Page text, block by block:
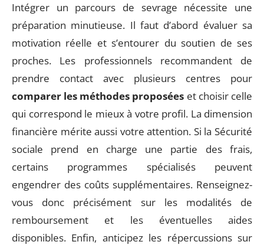
Intégrer un parcours de sevrage nécessite une
préparation minutieuse. Il faut d’abord évaluer sa
motivation réelle et s’entourer du soutien de ses
proches. Les professionnels recommandent de
prendre contact avec plusieurs centres pour
comparer les méthodes proposées et choisir celle
qui correspond le mieux à votre profil. La dimension
financière mérite aussi votre attention. Si la Sécurité
sociale prend en charge une partie des frais,
certains programmes spécialisés peuvent
engendrer des coûts supplémentaires. Renseignez-
vous donc précisément sur les modalités de
remboursement et les éventuelles aides
disponibles. Enfin, anticipez les répercussions sur